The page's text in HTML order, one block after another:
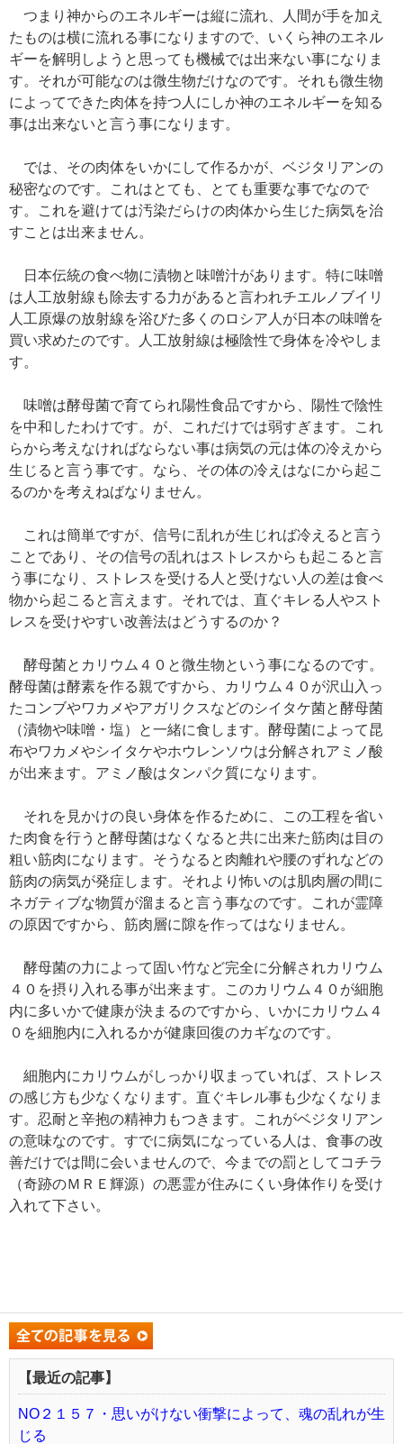
つまり神からのエネルギーは縦に流れ、人間が手を加え
たものは横に流れる事になりますので、いくら神のエネル
ギーを解明しようと思っても機械では出来ない事になりま
す。それが可能なのは微生物だけなのです。それも微生物
によってできた肉体を持つ人にしか神のエネルギーを知る
事は出来ないと言う事になります。
では、その肉体をいかにして作るかが、ベジタリアンの
秘密なのです。これはとても、とても重要な事でなので
す。これを避けては汚染だらけの肉体から生じた病気を治
すことは出来ません。
日本伝統の食べ物に漬物と味噌汁があります。特に味噌
は人工放射線も除去する力があると言われチエルノブイリ
人工原爆の放射線を浴びた多くのロシア人が日本の味噌を
買い求めたのです。人工放射線は極陰性で身体を冷やしま
す。
味噌は酵母菌で育てられ陽性食品ですから、陽性で陰性
を中和したわけです。が、これだけでは弱すぎます。これ
らから考えなければならない事は病気の元は体の冷えから
生じると言う事です。なら、その体の冷えはなにから起こ
るのかを考えねばなりません。
これは簡単ですが、信号に乱れが生じれば冷えると言う
ことであり、その信号の乱れはストレスからも起こると言
う事になり、ストレスを受ける人と受けない人の差は食べ
物から起こると言えます。それでは、直ぐキレる人やスト
レスを受けやすい改善法はどうするのか？
酵母菌とカリウム４０と微生物という事になるのです。
酵母菌は酵素を作る親ですから、カリウム４０が沢山入っ
たコンブやワカメやアガリクスなどのシイタケ菌と酵母菌
（漬物や味噌・塩）と一緒に食します。酵母菌によって昆
布やワカメやシイタケやホウレンソウは分解されアミノ酸
が出来ます。アミノ酸はタンパク質になります。
それを見かけの良い身体を作るために、この工程を省い
た肉食を行うと酵母菌はなくなると共に出来た筋肉は目の
粗い筋肉になります。そうなると肉離れや腰のずれなどの
筋肉の病気が発症します。それより怖いのは肌肉層の間に
ネガティブな物質が溜まると言う事なのです。これが霊障
の原因ですから、筋肉層に隙を作ってはなりません。
酵母菌の力によって固い竹など完全に分解されカリウム
４０を摂り入れる事が出来ます。このカリウム４０が細胞
内に多いかで健康が決まるのですから、いかにカリウム４
０を細胞内に入れるかが健康回復のカギなのです。
細胞内にカリウムがしっかり収まっていれば、ストレス
の感じ方も少なくなります。直ぐキレル事も少なくなりま
す。忍耐と辛抱の精神力もつきます。これがベジタリアン
の意味なのです。すでに病気になっている人は、食事の改
善だけでは間に会いませんので、今までの罰としてコチラ
（奇跡のＭＲＥ輝源）の悪霊が住みにくい身体作りを受け
入れて下さい。
【最近の記事】
NO２１５７・思いがけない衝撃によって、魂の乱れが生
じる